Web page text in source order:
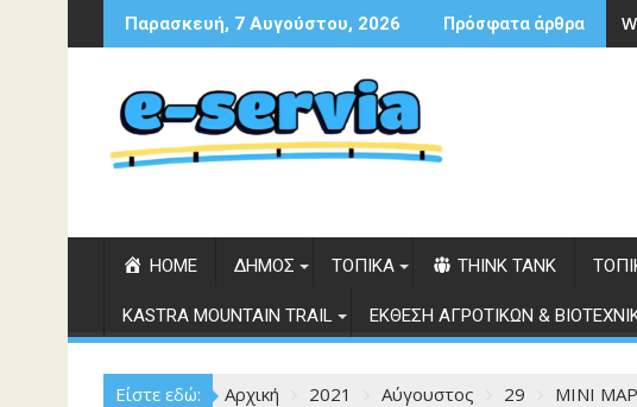
Περάστε
στο
Παρασκευή, 7 Αυγούστου, 2026 Πρόσφατα άρθρα
HOME ΔΗΜΟΣ ΤΟΠΙΚΑ THINK TANK
KASTRA MOUNTAIN TRAIL ΕΚΘΕΣΗ ΑΓΡΟΤΙΚΩΝ &
Είστε εδώ: Αρχική 2021 Αύγουστος 29 ΜΙΝΙ